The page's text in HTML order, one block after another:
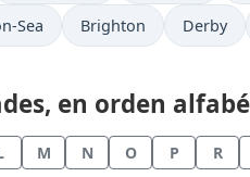
Sea Brighton Derby
en orden
M N O P R